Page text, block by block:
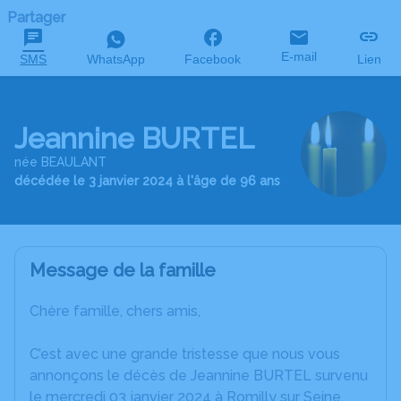
Partager
SMS WhatsApp Facebook E-mail Lien
Jeannine BURTEL
née BEAULANT
décédée le 3 janvier 2024 à l'âge de 96 ans
Message de la famille
Chère famille, chers amis,
C’est avec une grande tristesse que nous vous
annonçons le décès de Jeannine BURTEL survenu
le mercredi 03 janvier 2024 à Romilly sur Seine.